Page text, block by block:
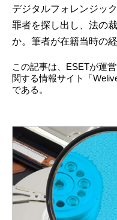
デジタルフォレンジッ
罪者を探し出し、法の
か。筆者が在籍当時の
この記事は、ESETが運
関する情報サイト「
である。